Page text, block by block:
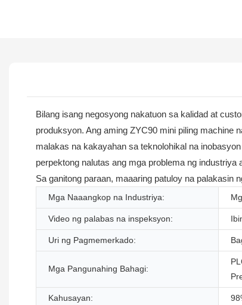
Bilang isang negosyong nakatuon sa kalidad at
produksyon. Ang aming ZYC90 mini piling machine
malakas na kakayahan sa teknolohikal na
perpektong nalutas ang mga problema ng
Sa ganitong paraan, maaaring patuloy na palakasin
Mga Naaangkop na Industriya:
Video ng palabas na inspeksyon:
Uri ng Pagmemerkado:
Mga Pangunahing Bahagi:
Kahusayan: